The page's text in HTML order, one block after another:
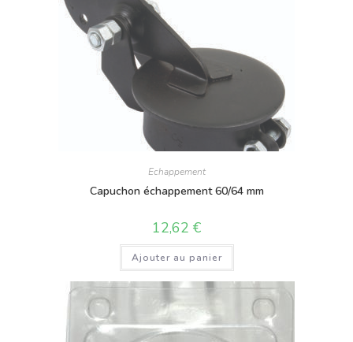
Echappement
Capuchon échappement 60/64 mm
12,62 €
Ajouter au panier